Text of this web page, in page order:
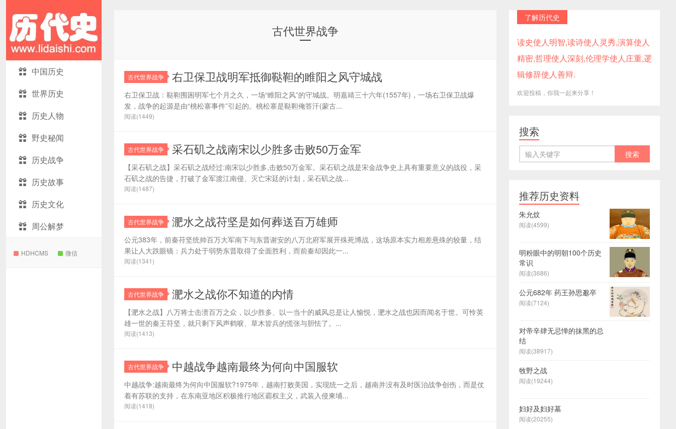
中国历史
世界历史
历史人物
野史秘闻
历史战争
历史故事
历史文化
周公解梦
HDHCMS 微信
古代世界战争
古代世界战争 右卫保卫战明军抵御鞑靼的睢阳之风守城战
右卫保卫战：鞑靼围困明军七个月之久，一场“睢阳之风”的守城战。明嘉靖三十六年(1557年)，一场右卫保卫战爆
发，战争的起源是由“桃松寨事件”引起的。桃松寨是鞑靼俺答汗(蒙古...
阅读(1449)
古代世界战争 采石矶之战南宋以少胜多击败50万金军
【采石矶之战】采石矶之战经过:南宋以少胜多,击败50万金军。采石矶之战是宋金战争史上具有重要意义的战役，采
石矶之战的告捷，打破了金军渡江南侵、灭亡宋廷的计划，采石矶之战...
阅读(1487)
古代世界战争 淝水之战苻坚是如何葬送百万雄师
公元383年，前秦苻坚统帅百万大军南下与东晋谢安的八万北府军展开殊死博战，这场原本实力相差悬殊的较量，结
果让人大跌眼镜：兵力处于弱势东晋取得了全面胜利，而前秦却因此一...
阅读(1341)
古代世界战争 淝水之战你不知道的内情
【淝水之战】八万将士击溃百万之众，以少胜多、以一当十的威风总是让人愉悦，淝水之战也因而闻名于世。可怜英
雄一世的秦王苻坚，就只剩下风声鹤唳、草木皆兵的慌张与胆怯了。...
阅读(1413)
古代世界战争 中越战争越南最终为何向中国服软
中越战争:越南最终为何向中国服软?1975年，越南打败美国，实现统一之后，越南并没有及时医治战争创伤，而是仗
着有苏联的支持，在东南亚地区积极推行地区霸权主义，武装入侵柬埔...
阅读(1418)
了解历代史
读史使人明智,读诗使人灵秀,演算使人
精密,哲理使人深刻,伦理学使人庄重,逻
辑修辞使人善辩.
欢迎投稿，你我一起来分享！
搜索
推荐历史资料
朱允炆
阅读(4599)
明粉眼中的明朝100个历史
常识
阅读(3686)
公元682年 药王孙思邈卒
阅读(7124)
对帝辛肆无忌惮的抹黑的总
结
阅读(38917)
牧野之战
阅读(19244)
妇好及妇好墓
阅读(20255)